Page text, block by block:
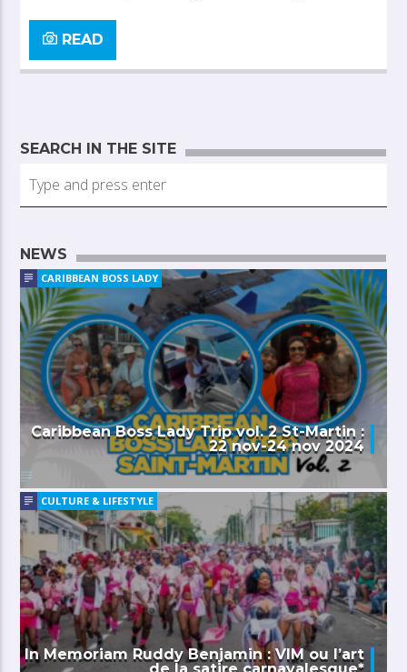
READ
SEARCH IN THE SITE
NEWS
CARIBBEAN BOSS LADY
Caribbean Boss Lady Trip vol. 2 St-Martin :
22 nov-24 nov 2024
CULTURE & LIFESTYLE
In Memoriam Ruddy Benjamin : VIM ou l’art
de la satire carnavalesque*